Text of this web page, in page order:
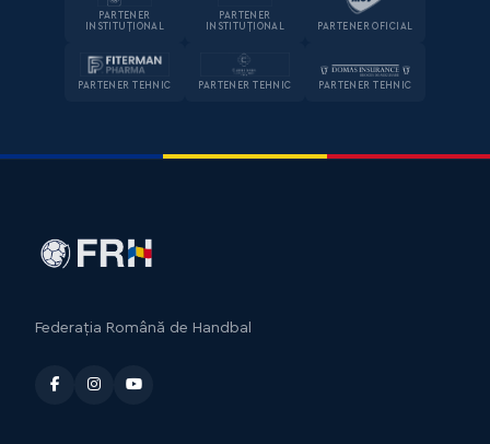
PARTENER
INSTITUȚIONAL
PARTENER
INSTITUȚIONAL
PARTENER OFICIAL
PARTENER TEHNIC PARTENER TEHNIC PARTENER TEHNIC
Federația Română de Handbal